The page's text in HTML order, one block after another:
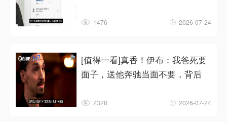
1476 2026-07-24
[值得一看]真香！伊布：我爸死要
面子，送他奔驰当面不要，背后
2328 2026-07-24